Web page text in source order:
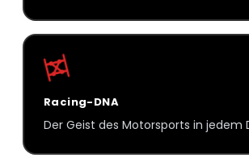
Racing-DNA
Der Geist des Motorsports in jedem